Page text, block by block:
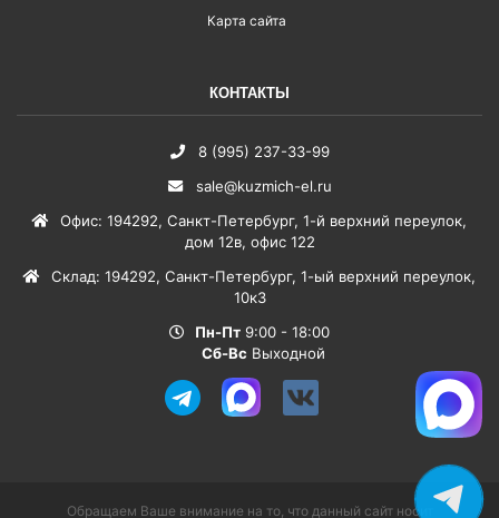
Карта сайта
КОНТАКТЫ
8 (995) 237-33-99
sale@kuzmich-el.ru
Офис: 194292, Санкт-Петербург, 1-й верхний переулок,
дом 12в, офис 122
Склад: 194292, Санкт-Петербург, 1-ый верхний переулок,
10к3
Пн-Пт 9:00 - 18:00
Сб-Вс Выходной
Обращаем Ваше внимание на то, что данный сайт носит